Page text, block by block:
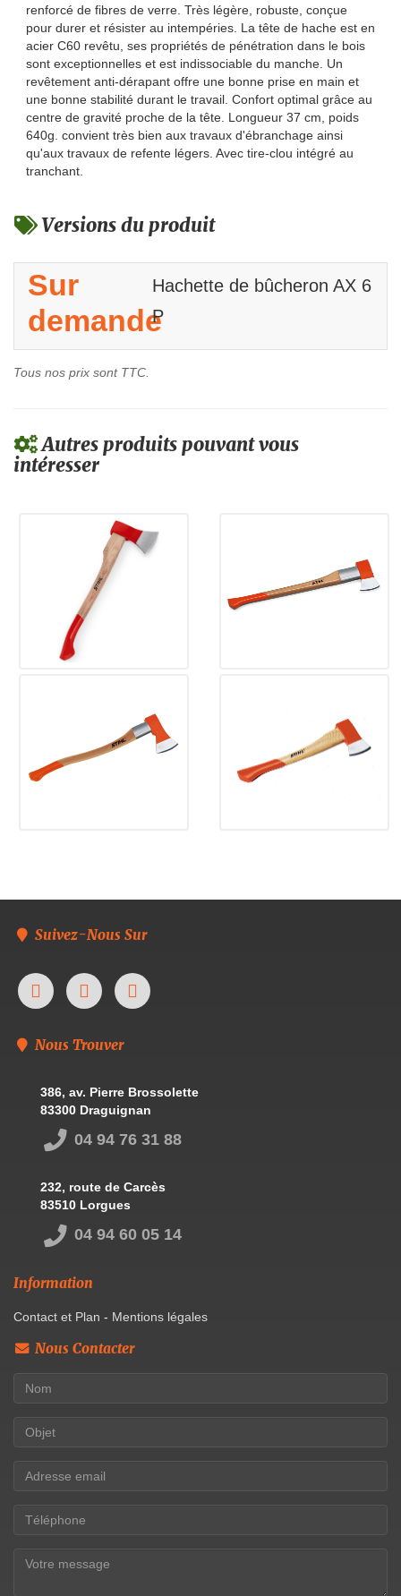
renforcé de fibres de verre. Très légère, robuste, conçue
pour durer et résister au intempéries. La tête de hache est en
acier C60 revêtu, ses propriétés de pénétration dans le bois
sont exceptionnelles et est indissociable du manche. Un
revêtement anti-dérapant offre une bonne prise en main et
une bonne stabilité durant le travail. Confort optimal grâce au
centre de gravité proche de la tête. Longueur 37 cm, poids
640g. convient très bien aux travaux d'ébranchage ainsi
qu'aux travaux de refente légers. Avec tire-clou intégré au
tranchant.
Versions du produit
Sur
demande
Hachette de bûcheron AX 6
P
Tous nos prix sont TTC.
Autres produits pouvant vous
intéresser
Suivez-Nous Sur
Nous Trouver
386, av. Pierre Brossolette
83300 Draguignan
04 94 76 31 88
232, route de Carcès
83510 Lorgues
04 94 60 05 14
Information
Contact et Plan - Mentions légales
Nous Contacter